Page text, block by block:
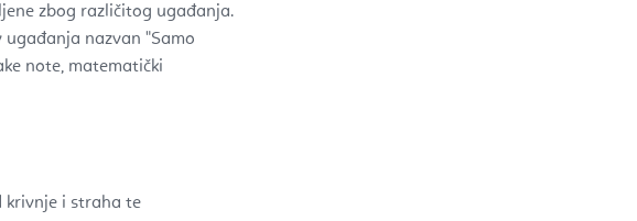
zbog različitog ugađanja.
nazvan "Samo
note, matematički
krivnje i straha te